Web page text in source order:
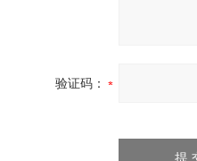
验证码：